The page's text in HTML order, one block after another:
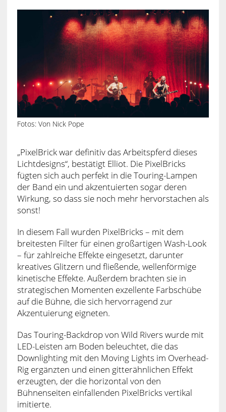
Fotos: Von Nick Pope
„PixelBrick war definitiv das Arbeitspferd dieses
Lichtdesigns“, bestätigt Elliot. Die PixelBricks
fügten sich auch perfekt in die Touring-Lampen
der Band ein und akzentuierten sogar deren
Wirkung, so dass sie noch mehr hervorstachen als
sonst!
In diesem Fall wurden PixelBricks – mit dem
breitesten Filter für einen großartigen Wash-Look
– für zahlreiche Effekte eingesetzt, darunter
kreatives Glitzern und fließende, wellenförmige
kinetische Effekte. Außerdem brachten sie in
strategischen Momenten exzellente Farbschübe
auf die Bühne, die sich hervorragend zur
Akzentuierung eigneten.
Das Touring-Backdrop von Wild Rivers wurde mit
LED-Leisten am Boden beleuchtet, die das
Downlighting mit den Moving Lights im Overhead-
Rig ergänzten und einen gitterähnlichen Effekt
erzeugten, der die horizontal von den
Bühnenseiten einfallenden PixelBricks vertikal
imitierte.